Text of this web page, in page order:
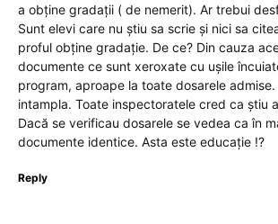
a obține gradații ( de nemerit). Ar trebui
Sunt elevi care nu știu sa scrie și nici sa
proful obține gradație. De ce? Din cauza
documente ce sunt xeroxate cu ușile
program, aproape la toate dosarele
intampla. Toate inspectoratele cred ca știu
Dacă se verificau dosarele se vedea ca în
documente identice. Asta este educație !?
Reply